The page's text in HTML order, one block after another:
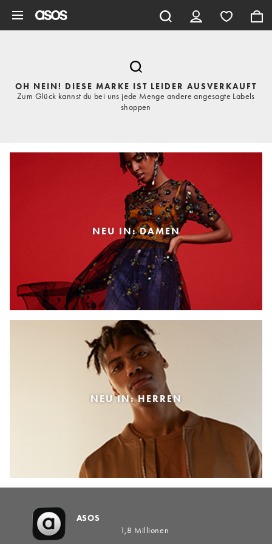
OH NEIN! DIESE MARKE IST LEIDER AUSVERKAUFT
Zum Glück kannst du bei uns jede Menge andere angesagte Labels
shoppen
NEU IN: DAMEN
NEU IN: HERREN
ASOS
1,8 Millionen